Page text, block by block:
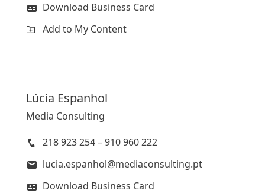
Download Business Card
Add to My Content
Lúcia Espanhol
Media Consulting
218 923 254 – 910 960 222
lucia.espanhol@mediaconsulting.pt
Download Business Card